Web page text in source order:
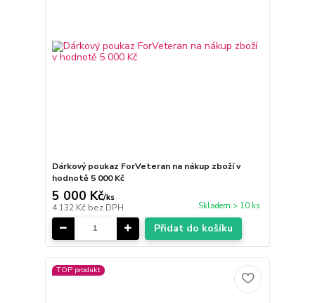
Dárkový poukaz ForVeteran na nákup zboží v
hodnotě 5 000 Kč
5 000 Kč/ks
4 132 Kč bez DPH Skladem > 10 ks
Přidat do košíku
TOP produkt